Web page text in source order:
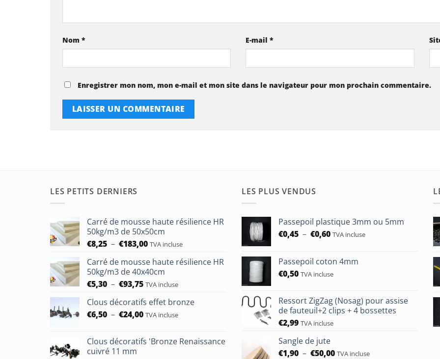
Nom * E-mail*
Enregistrer mon nom, mon e-mail et mon site dans le navigateur pour mon prochain commentaire.
LES PETITS DERNIERS
Carré de mousse haute résilience HR
50kg/m3 de 50x50cm
€8,25 – €183,00Plage
prix :
€8,25
à
TVA incluse
Carré de mousse haute résilience HR
50kg/m3 de 40x40cm
€5,30 – €93,75Plage
prix :
€5,30
TVA incluse
Clous décoratifs effet bronze
€6,50 – €24,00Plage
€6,50
TVA incluse
Clous décoratifs 'Bronze Renaissance
cuivré 11 mm
LES PLUS VENDUS
Passepoil plastique 3mm ou 5mm
€0,45 – €0,60Plage
€0,45
à
TVA incluse
Passepoil coton 4mm
€0,50 TVA incluse
Ressort ZigZag (Nosag) pour assise
de fauteuil+2 clips + 4 bossettes
€2,99 TVA incluse
Sangle de jute
€1,90 – €50,00Plage
TVA incluse